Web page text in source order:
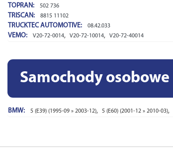
TOPRAN: 502 736
TRISCAN: 8815 11102
TRUCKTEC AUTOMOTIVE: 08.42.033
VEMO: V20-72-0014, V20-72-10014, V20-72-40014
Samochody osobowe
BMW: 5 (E39) (1995-09 » 2003-12), 5 (E60) (2001-12 » 2010-03),